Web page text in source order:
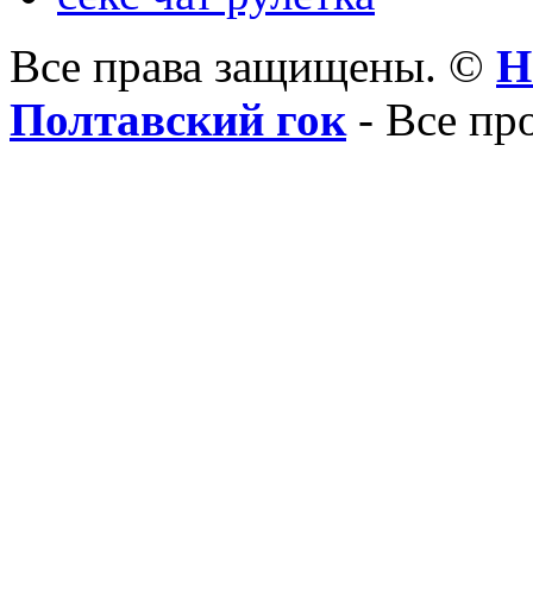
Все права защищены. ©
Полтавский гок- Все